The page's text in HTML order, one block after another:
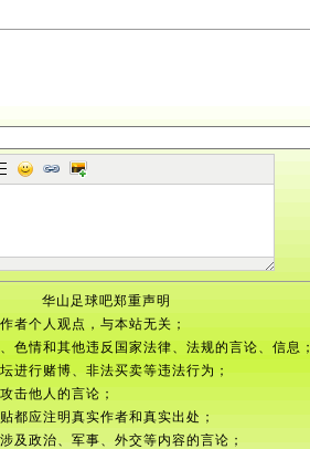
华山足球吧郑重声明
者个人观点，与本站无关；
色情和其他违反国家法律、法规的言论、信息；
进行赌博、非法买卖等违法行为；
击他人的言论；
都应注明真实作者和真实出处；
及政治、军事、外交等内容的言论；